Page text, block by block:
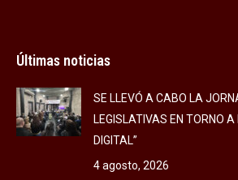
Últimas noticias
SE LLEVÓ A CABO LA
LEGISLATIVAS EN TORNO
DIGITAL”
4 agosto, 2026